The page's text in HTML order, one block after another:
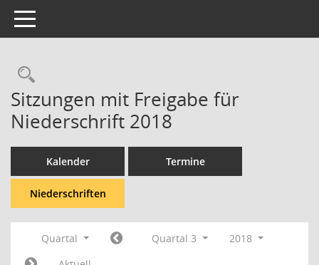
Toggle navigation
Rechercheauswahl
Sitzungen mit Freigabe für
Niederschrift 2018
Kalender Termine
Niederschriften
Quartal Quartal 3
2018